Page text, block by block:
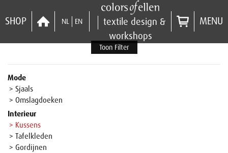
SHOP NL EN
textile design &
workshops
MENU
Toon Filter
Mode
> Sjaals
> Omslagdoeken
Interieur
> Kussens
> Tafelkleden
> Gordijnen